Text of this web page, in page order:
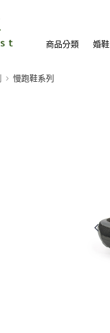
商品分類 婚
慢跑鞋系列